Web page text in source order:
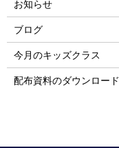
お知らせ
ブログ
今月のキッズクラス
配布資料のダウンロード